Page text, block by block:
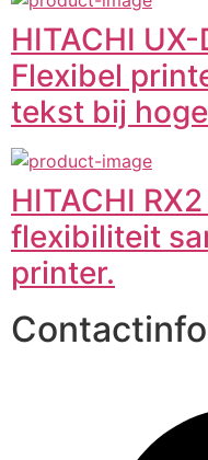
HITACHI
Flexibel
tekst bij
HITACHI
flexibiliteit
printer.